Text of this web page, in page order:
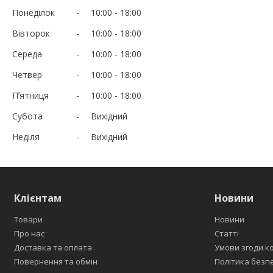
Понеділок 10:00
18:00
Вівторок
10:00
18:00
Середа
10:00
18:00
Четвер
10:00
18:00
Пʼятниця
10:00
18:00
Субота
Вихідний
Неділя
Вихідний
Клієнтам
Товари
Про нас
Доставка та оплата
Повернення та обмін
Новини
Новини
Статті
Умови згоди
Політика